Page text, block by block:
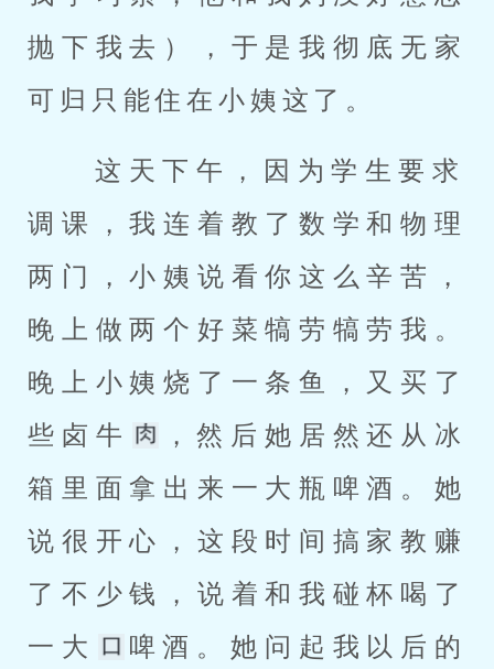
抛下我去），于是我彻底无家
可归只能住在小姨这了。
调课，我连着教了数学和物理
两门，小姨说看你这么辛苦，
晚上做两个好菜犒劳犒劳我。
晚上小姨烧了一条鱼，又买了
些卤牛
，然后她居然还从冰
箱里面拿出来一大瓶啤酒。她
说很开心，这段时间搞家教赚
了不少钱，说着和我碰杯喝了
一大
啤酒。她问起我以后的